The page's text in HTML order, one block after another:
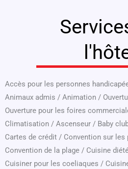
Accès pour les personnes
Animaux admis / Animation /
Ouverture pour les foires
Climatisation / Ascenseur / Baby
Cartes de crédit / Convention sur les
Convention de la plage / Cuisine
Cuisiner pour les coeliaques /